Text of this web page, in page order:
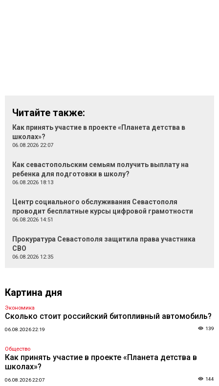
Читайте также:
Как принять участие в проекте «Планета детства в
школах»?
06.08.2026 22:07
Как севастопольским семьям получить выплату на
ребенка для подготовки в школу?
06.08.2026 18:13
Центр социального обслуживания Севастополя
проводит бесплатные курсы цифровой грамотности
06.08.2026 14:51
Прокуратура Севастополя защитила права участника
СВО
06.08.2026 12:35
Картина дня
Экономика
Сколько стоит российский битопливный автомобиль?
06.08.2026 22:19 139
Общество
Как принять участие в проекте «Планета детства в
школах»?
06.08.2026 22:07 144